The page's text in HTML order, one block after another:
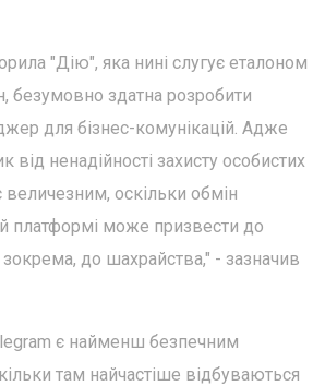
"Дію", яка нині слугує еталоном
безумовно здатна розробити
для бізнес-комунікацій. Адже
від ненадійності захисту особистих
величезним, оскільки обмін
платформі може призвести до
зокрема, до шахрайства," - зазначив
є найменш безпечним
там найчастіше відбуваються